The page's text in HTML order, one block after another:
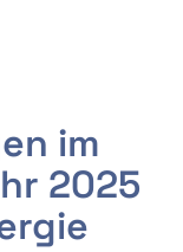
im
2025